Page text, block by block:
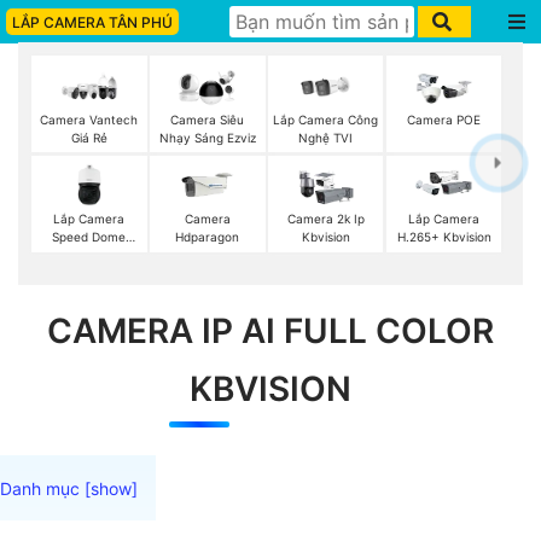
LẮP CAMERA TÂN PHÚ
Camera Vantech
Giá Rẻ
Camera Siêu
Nhạy Sáng Ezviz
Lắp Camera Công
Nghệ TVI
Camera POE
Lắp Camera
Speed Dome
Camera
Hdparagon
Camera 2k Ip
Kbvision
Lắp Camera
H.265+ Kbvision
CAMERA IP AI FULL COLOR
KBVISION